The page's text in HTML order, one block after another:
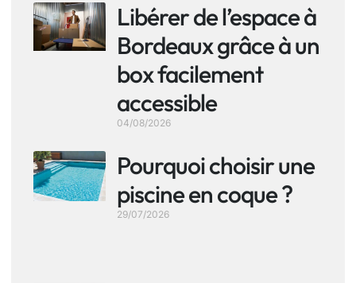
Libérer de l’espace à
Bordeaux grâce à un
box facilement
accessible
04/08/2026
Pourquoi choisir une
piscine en coque ?
29/07/2026